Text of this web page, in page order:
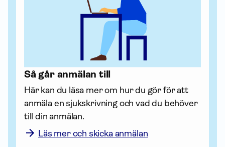
Så går anmälan till
Här kan du läsa mer om hur du gör för att
anmäla en sjukskrivning och vad du behöver
till din anmälan.
Läs mer och skicka anmälan